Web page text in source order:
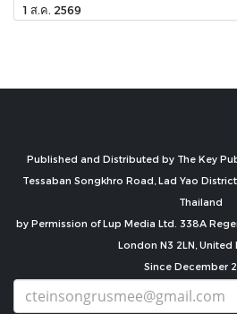
1 ส.ค. 2569
Published and Distributed by The Key
Tessaban Songkhro Road, Lad Yao
Thailand
by Permission of Lup Media Ltd. 338A
London N3 2LN,
Since December